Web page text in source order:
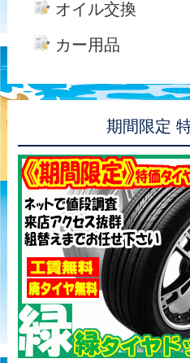
オイル交換
カー用品
期間限定